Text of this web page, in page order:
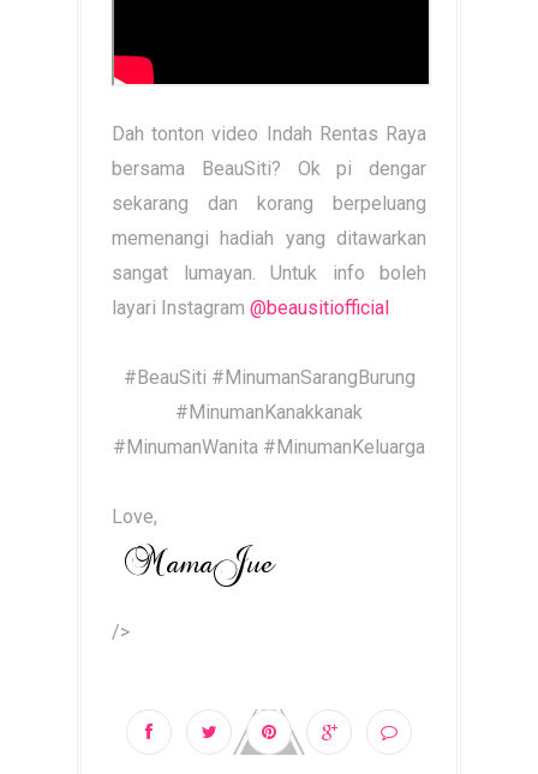
Dah tonton video Indah Rentas Raya
bersama BeauSiti? Ok pi dengar
sekarang dan korang berpeluang
memenangi hadiah yang ditawarkan
sangat lumayan. Untuk info boleh
layari Instagram @beausitiofficial
#BeauSiti #MinumanSarangBurung
#MinumanKanakkanak
#MinumanWanita #MinumanKeluarga
Love,
/>